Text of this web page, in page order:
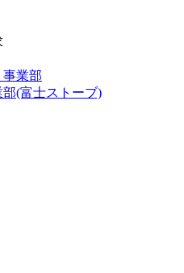
事業部
(富士ストーブ)